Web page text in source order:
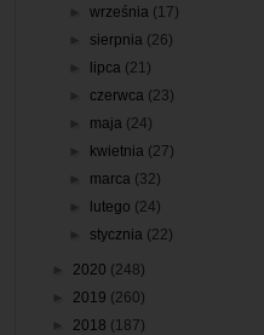
►września (17)
sierpnia (26)
lipca (21)
►czerwca (23)
maja (24)
kwietnia (27)
marca (32)
lutego (24)
stycznia (22)
2020 (248)
2019 (260)
2018 (187)